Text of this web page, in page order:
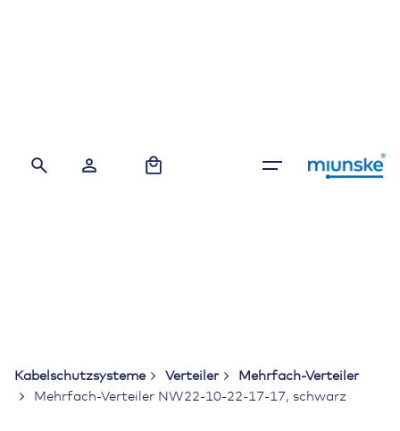
Kabelschutzsysteme Verteiler
Mehrfach-Verteiler
Mehrfach-Verteiler NW22-10-22-17-17, schwarz